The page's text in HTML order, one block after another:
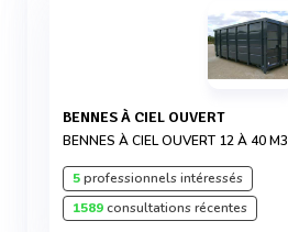
BENNES À CIEL OUVERT
BENNES À CIEL OUVERT 12 À 40 M3
5professionnels intéressés
1589consultations récentes